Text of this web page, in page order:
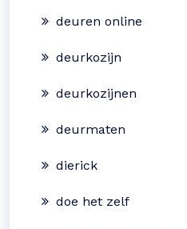
deuren online
deurkozijn
deurkozijnen
deurmaten
dierick
doe het zelf